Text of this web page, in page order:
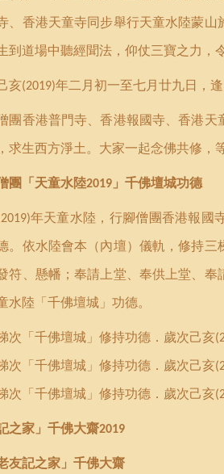
、香港天童寺同步舉行天童水陸蒙山
到道場中聽經聞法，仰仗三寶之力，
亥(2019)年二月初一至七月廿九日，
團香港普門寺、香港報國寺、香港
求生西方淨土。大家一起念佛共修，
團 「天童水陸2019 」 千佛壇城功德
年天童水陸，行腳僧團香港報國
。依水陸會本（內壇）儀軌，修持
符、懸幡；奉請上堂、奉供上堂、
水陸「千佛壇城」功德。
次「千佛壇城」修持功德．歲次己亥
次「千佛壇城」修持功德．歲次己亥
次「千佛壇城」修持功德．歲次己亥
之家」千佛大齋2019
友記之家」千佛大齋